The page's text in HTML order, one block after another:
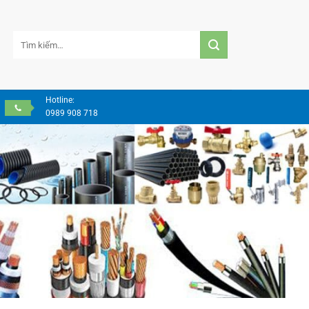
kiếm:
Hotline:
0989 908 718